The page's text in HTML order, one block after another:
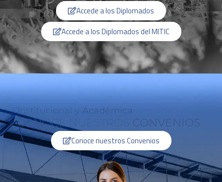
Accede a los Diplomados
Accede a los Diplomados del MITIC
Institucional y Académica
CONOCE NUESTROS CONVENIOS
Conoce nuestros Convenios